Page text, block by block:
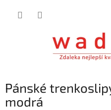
Pánské
modrá